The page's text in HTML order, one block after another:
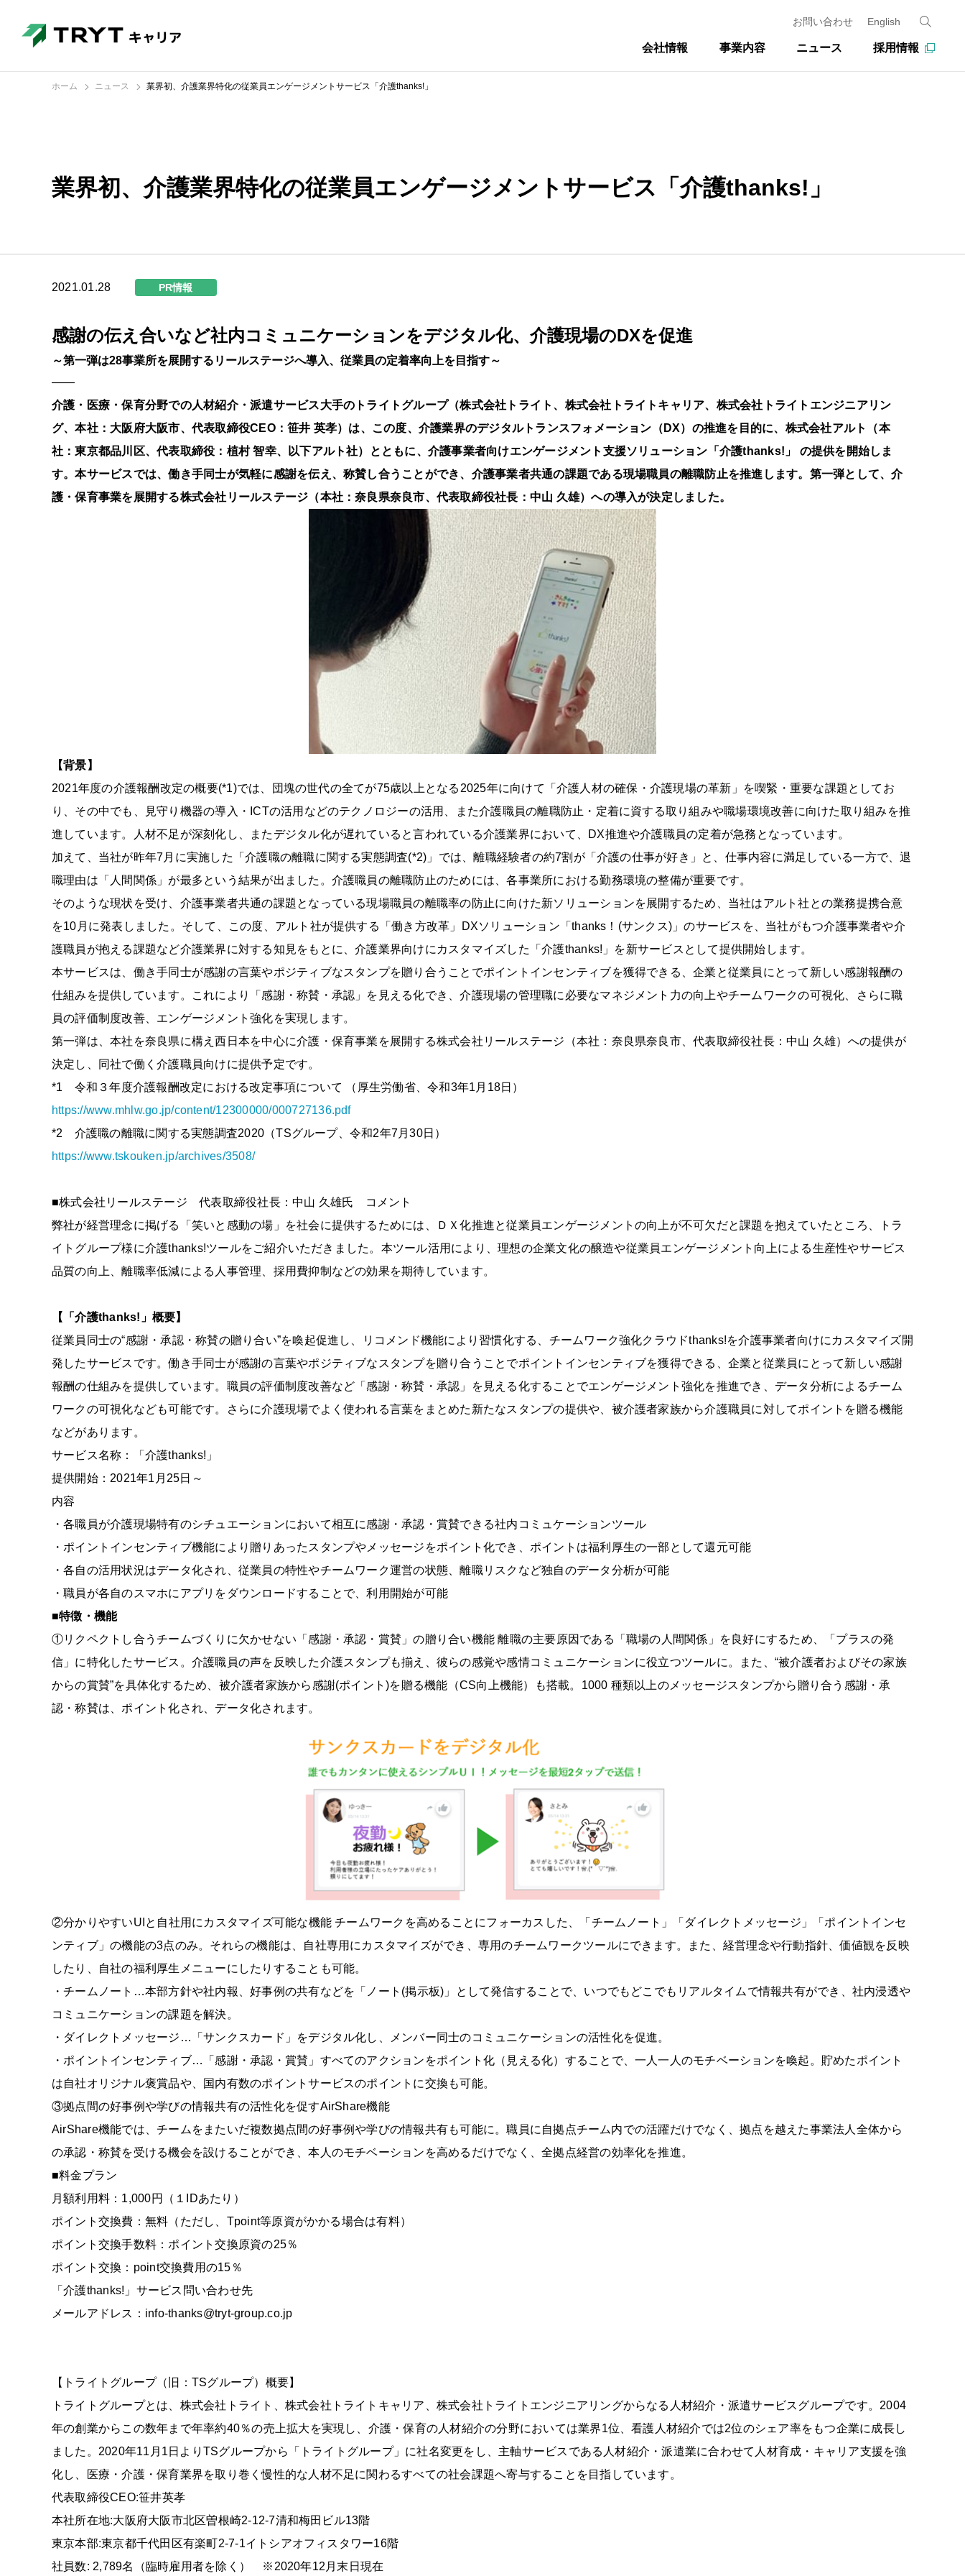
お問い合わせ English
会社情報 事業内容 ニュース 採用情報
ホーム ニュース 業界初、介護業界特化の従業員エンゲージメントサービス「介護thanks!」
業界初、介護業界特化の従業員エンゲージメントサービス「介護thanks!」
2021.01.28 PR情報
感謝の伝え合いなど社内コミュニケーションをデジタル化、介護現場のDXを促進
～第一弾は28事業所を展開するリールステージへ導入、従業員の定着率向上を目指す～
——
介護・医療・保育分野での⼈材紹介・派遣サービス大手のトライトグループ（株式会社トライト、株式会社トライトキャリア、株式会社トライトエンジニアリン
グ、本社：大阪府大阪市、代表取締役CEO：笹井 英孝）は、この度、介護業界のデジタルトランスフォメーション（DX）の推進を目的に、株式会社アルト（本
社：東京都品川区、代表取締役：植村 智幸、以下アルト社）とともに、介護事業者向けエンゲージメント支援ソリューション「介護thanks!」 の提供を開始しま
す。本サービスでは、働き手同士が気軽に感謝を伝え、称賛し合うことができ、介護事業者共通の課題である現場職員の離職防止を推進します。第一弾として、介
護・保育事業を展開する株式会社リールステージ（本社：奈良県奈良市、代表取締役社長：中山 久雄）への導入が決定しました。
【背景】
2021年度の介護報酬改定の概要(*1)では、団塊の世代の全てが75歳以上となる2025年に向けて「介護人材の確保・介護現場の革新」を喫緊・重要な課題としてお
り、その中でも、見守り機器の導入・ICTの活用などのテクノロジーの活用、また介護職員の離職防止・定着に資する取り組みや職場環境改善に向けた取り組みを推
進しています。人材不足が深刻化し、またデジタル化が遅れていると言われている介護業界において、DX推進や介護職員の定着が急務となっています。
加えて、当社が昨年7月に実施した「介護職の離職に関する実態調査(*2)」では、離職経験者の約7割が「介護の仕事が好き」と、仕事内容に満足している一方で、退
職理由は「人間関係」が最多という結果が出ました。介護職員の離職防止のためには、各事業所における勤務環境の整備が重要です。
そのような現状を受け、介護事業者共通の課題となっている現場職員の離職率の防止に向けた新ソリューションを展開するため、当社はアルト社との業務提携合意
を10月に発表しました。そして、この度、アルト社が提供する「働き方改革」DXソリューション「thanks！(サンクス)」のサービスを、当社がもつ介護事業者や介
護職員が抱える課題など介護業界に対する知見をもとに、介護業界向けにカスタマイズした「介護thanks!」を新サービスとして提供開始します。
本サービスは、働き手同士が感謝の言葉やポジティブなスタンプを贈り合うことでポイントインセンティブを獲得できる、企業と従業員にとって新しい感謝報酬の
仕組みを提供しています。これにより「感謝・称賛・承認」を見える化でき、介護現場の管理職に必要なマネジメント力の向上やチームワークの可視化、さらに職
員の評価制度改善、エンゲージメント強化を実現します。
第一弾は、本社を奈良県に構え西日本を中心に介護・保育事業を展開する株式会社リールステージ（本社：奈良県奈良市、代表取締役社長：中山 久雄）への提供が
決定し、同社で働く介護職員向けに提供予定です。
*1 令和３年度介護報酬改定における改定事項について （厚生労働省、令和3年1月18日）
https://www.mhlw.go.jp/content/12300000/000727136.pdf
*2 介護職の離職に関する実態調査2020（TSグループ、令和2年7月30日）
https://www.tskouken.jp/archives/3508/
■株式会社リールステージ 代表取締役社長：中山 久雄氏 コメント
弊社が経営理念に掲げる「笑いと感動の場」を社会に提供するためには、ＤＸ化推進と従業員エンゲージメントの向上が不可欠だと課題を抱えていたところ、トラ
イトグループ様に介護thanks!ツールをご紹介いただきました。本ツール活用により、理想の企業文化の醸造や従業員エンゲージメント向上による生産性やサービス
品質の向上、離職率低減による人事管理、採用費抑制などの効果を期待しています。
【「介護thanks!」概要】
従業員同士の“感謝・承認・称賛の贈り合い”を喚起促進し、リコメンド機能により習慣化する、チームワーク強化クラウドthanks!を介護事業者向けにカスタマイズ開
発したサービスです。働き手同士が感謝の言葉やポジティブなスタンプを贈り合うことでポイントインセンティブを獲得できる、企業と従業員にとって新しい感謝
報酬の仕組みを提供しています。職員の評価制度改善など「感謝・称賛・承認」を見える化することでエンゲージメント強化を推進でき、データ分析によるチーム
ワークの可視化なども可能です。さらに介護現場でよく使われる言葉をまとめた新たなスタンプの提供や、被介護者家族から介護職員に対してポイントを贈る機能
などがあります。
サービス名称：「介護thanks!」
提供開始：2021年1月25日～
内容
・各職員が介護現場特有のシチュエーションにおいて相互に感謝・承認・賞賛できる社内コミュケーションツール
・ポイントインセンティブ機能により贈りあったスタンプやメッセージをポイント化でき、ポイントは福利厚生の一部として還元可能
・各自の活用状況はデータ化され、従業員の特性やチームワーク運営の状態、離職リスクなど独自のデータ分析が可能
・職員が各自のスマホにアプリをダウンロードすることで、利用開始が可能
■特徴・機能
①リクペクトし合うチームづくりに欠かせない「感謝・承認・賞賛」の贈り合い機能 離職の主要原因である「職場の人間関係」を良好にするため、「プラスの発
信」に特化したサービス。介護職員の声を反映した介護スタンプも揃え、彼らの感覚や感情コミュニケーションに役立つツールに。また、“被介護者およびその家族
からの賞賛”を具体化するため、被介護者家族から感謝(ポイント)を贈る機能（CS向上機能）も搭載。1000 種類以上のメッセージスタンプから贈り合う感謝・承
認・称賛は、ポイント化され、データ化されます。
②分かりやすいUIと自社用にカスタマイズ可能な機能 チームワークを高めることにフォーカスした、「チームノート」「ダイレクトメッセージ」「ポイントインセ
ンティブ」の機能の3点のみ。それらの機能は、自社専用にカスタマイズができ、専用のチームワークツールにできます。また、経営理念や行動指針、価値観を反映
したり、自社の福利厚生メニューにしたりすることも可能。
・チームノート…本部方針や社内報、好事例の共有などを「ノート(掲示板)」として発信することで、いつでもどこでもリアルタイムで情報共有ができ、社内浸透や
コミュニケーションの課題を解決。
・ダイレクトメッセージ…「サンクスカード」をデジタル化し、メンバー同士のコミュニケーションの活性化を促進。
・ポイントインセンティブ…「感謝・承認・賞賛」すべてのアクションをポイント化（見える化）することで、一人一人のモチベーションを喚起。貯めたポイント
は自社オリジナル褒賞品や、国内有数のポイントサービスのポイントに交換も可能。
③拠点間の好事例や学びの情報共有の活性化を促すAirShare機能
AirShare機能では、チームをまたいだ複数拠点間の好事例や学びの情報共有も可能に。職員に自拠点チーム内での活躍だけでなく、拠点を越えた事業法人全体から
の承認・称賛を受ける機会を設けることができ、本人のモチベーションを高めるだけでなく、全拠点経営の効率化を推進。
■料金プラン
月額利用料：1,000円（１IDあたり）
ポイント交換費：無料（ただし、Tpoint等原資がかかる場合は有料）
ポイント交換手数料：ポイント交換原資の25％
ポイント交換：point交換費用の15％
「介護thanks!」サービス問い合わせ先
メールアドレス：info-thanks@tryt-group.co.jp
【トライトグループ（旧：TSグループ）概要】
トライトグループとは、株式会社トライト、株式会社トライトキャリア、株式会社トライトエンジニアリングからなる人材紹介・派遣サービスグループです。2004
年の創業からこの数年まで年率約40％の売上拡大を実現し、介護・保育の人材紹介の分野においては業界1位、看護人材紹介では2位のシェア率をもつ企業に成長し
ました。2020年11月1日よりTSグループから「トライトグループ」に社名変更をし、主軸サービスである人材紹介・派遣業に合わせて人材育成・キャリア支援を強
化し、医療・介護・保育業界を取り巻く慢性的な人材不足に関わるすべての社会課題へ寄与することを目指しています。
代表取締役CEO:笹井英孝
本社所在地:大阪府大阪市北区曽根崎2-12-7清和梅田ビル13階
東京本部:東京都千代田区有楽町2-7-1イトシアオフィスタワー16階
社員数: 2,789名（臨時雇用者を除く） ※2020年12月末日現在